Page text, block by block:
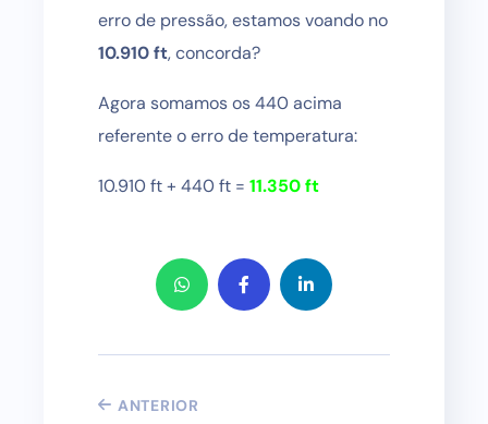
erro de pressão, estamos voando no
10.910 ft, concorda?
Agora somamos os 440 acima
referente o erro de temperatura:
10.910 ft + 440 ft = 11.350 ft
ANTERIOR